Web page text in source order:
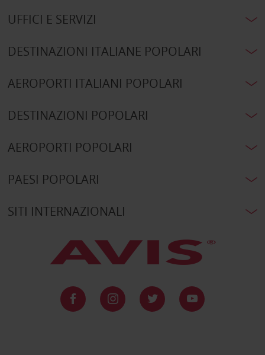
UFFICI E SERVIZI
DESTINAZIONI ITALIANE POPOLARI
AEROPORTI ITALIANI POPOLARI
DESTINAZIONI POPOLARI
AEROPORTI POPOLARI
PAESI POPOLARI
SITI INTERNAZIONALI